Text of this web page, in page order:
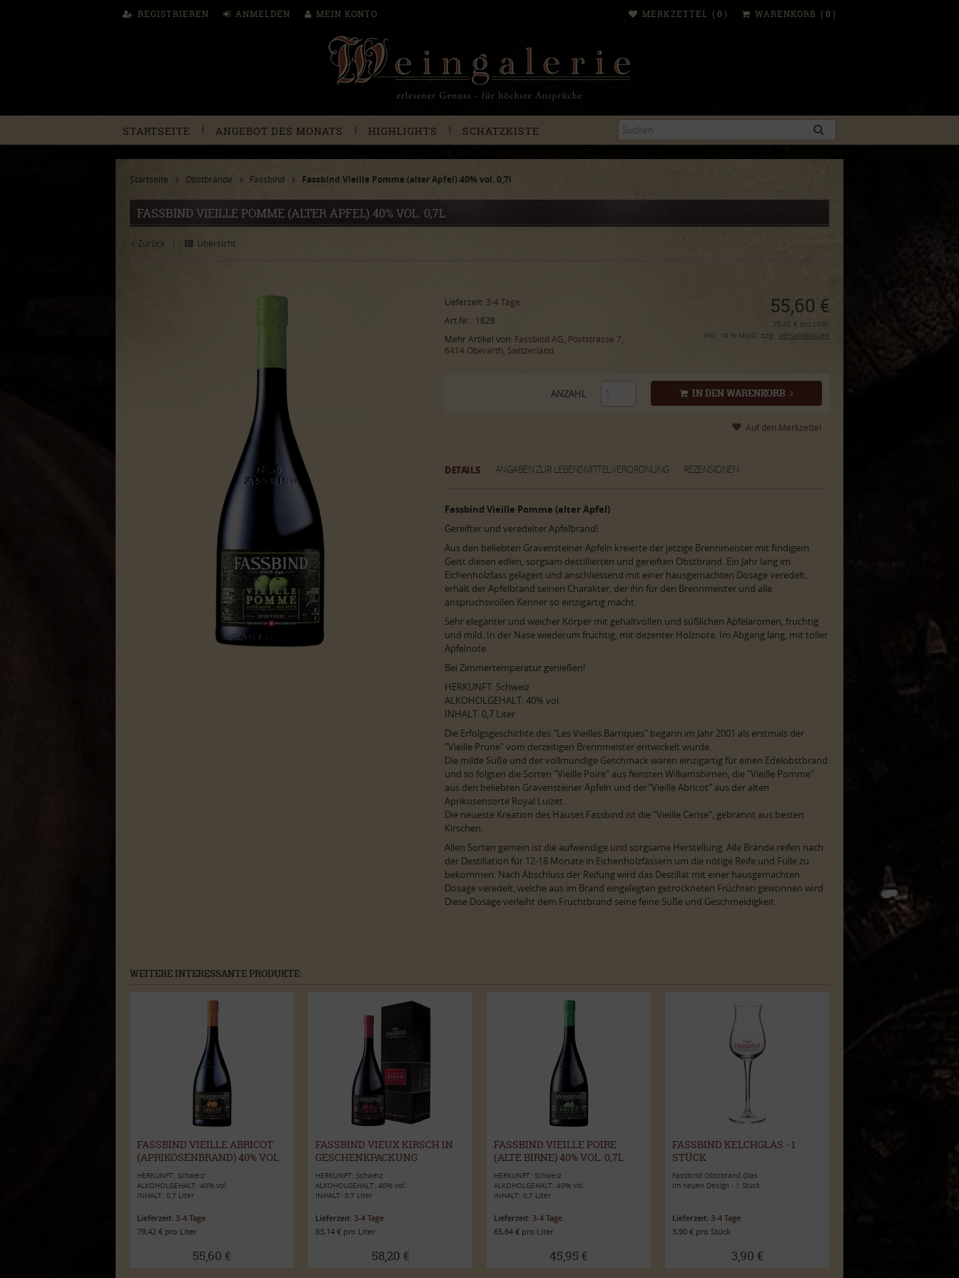
REGISTRIEREN ANMELDEN MEIN KONTO WARENKORB (0 )
MERKZETTEL (0 )
STARTSEITE | ANGEBOT DES MONATS | HIGHLIGHTS | SCHATZKISTE
Startseite Obstbrände Fassbind Fassbind Vieille Pomme (alter Apfel) 40% vol. 0,7l
FASSBIND VIEILLE POMME (ALTER APFEL) 40% VOL. 0,7L
Zurück | Übersicht
Lieferzeit: 3-4 Tage
Art.Nr.: 1828
Mehr Artikel von: Fassbind AG, Poststrasse 7,
6414 Oberarth, Switzerland
55,60 €
79,42 € pro Liter
inkl. 19 % MwSt. zzgl. Versandkosten
IN DEN WARENKORB
ANZAHL
DETAILS ANGABEN ZUR LEBENSMITTELVERORDNUNG REZENSIONEN
Fassbind Vieille Pomme (alter Apfel)
Gereifter und veredelter Apfelbrand!
Aus den beliebten Gravensteiner Äpfeln kreierte der jetzige Brennmeister mit findigem
Geist diesen edlen, sorgsam destillierten und gereiften Obstbrand. Ein Jahr lang im
Eichenholzfass gelagert und anschliessend mit einer hausgemachten Dosage veredelt,
erhält der Apfelbrand seinen Charakter, der ihn für den Brennmeister und alle
anspruchsvollen Kenner so einzigartig macht.
Sehr eleganter und weicher Körper mit gehaltvollen und süßlichen Apfelaromen, fruchtig
und mild. In der Nase wiederum fruchtig, mit dezenter Holznote. Im Abgang lang, mit toller
Apfelnote.
Bei Zimmertemperatur genießen!
HERKUNFT: Schweiz
ALKOHOLGEHALT: 40% vol.
INHALT: 0,7 Liter
Die Erfolgsgeschichte des "Les Vieilles Barriques" begann im Jahr 2001 als erstmals der
"Vieille Prune" vom derzeitigen Brennmeister entwickelt wurde.
Die milde Süße und der vollmundige Geschmack waren einzigartig für einen Edelobstbrand
und so folgten die Sorten "Vieille Poire" aus feinsten Williamsbirnen, die "Vieille Pomme"
aus den beliebten Gravensteiner Äpfeln und der"Vieille Abricot" aus der alten
Aprikosensorte Royal Luizet.
Die neueste Kreation des Hauses Fassbind ist die "Vieille Cerise", gebrannt aus besten
Kirschen.
Allen Sorten gemein ist die aufwendige und sorgsame Herstellung. Alle Brände reifen nach
der Destillation für 12-18 Monate in Eichenholzfässern um die nötige Reife und Fülle zu
bekommen. Nach Abschluss der Reifung wird das Destillat mit einer hausgemachten
Dosage veredelt, welche aus im Brand eingelegten getrockneten Früchten gewonnen wird.
Diese Dosage verleiht dem Fruchtbrand seine feine Süße und Geschmeidigkeit.
WEITERE INTERESSANTE PRODUKTE:
FASSBIND VIEILLE ABRICOT
(APRIKOSENBRAND) 40% VOL.
0,7L
HERKUNFT: Schweiz
ALKOHOLGEHALT: 40% vol.
INHALT: 0,7 Liter
Lieferzeit: 3-4 Tage
79,42 € pro Liter
55,60 €
FASSBIND VIEUX KIRSCH IN
GESCHENKPACKUNG
HERKUNFT: Schweiz
ALKOHOLGEHALT: 40% vol.
INHALT: 0,7 Liter
Lieferzeit: 3-4 Tage
83,14 € pro Liter
58,20 €
FASSBIND VIEILLE POIRE
(ALTE BIRNE) 40% VOL. 0,7L
HERKUNFT: Schweiz
ALKOHOLGEHALT: 40% vol.
INHALT: 0,7 Liter
Lieferzeit: 3-4 Tage
65,64 € pro Liter
45,95 €
FASSBIND KELCHGLAS - 1
STÜCK
Fassbind Obstbrand Glas
im neuen Design - 1 Stück
Lieferzeit: 3-4 Tage
3,90 € pro Stück
3,90 €